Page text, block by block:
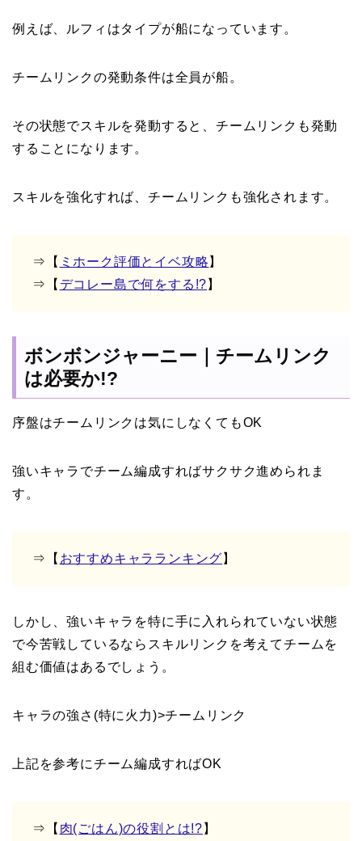
例えば、ルフィはタイプが船になっています。
チームリンクの発動条件は全員が船。
その状態でスキルを発動すると、チームリンクも発動
することになります。
スキルを強化すれば、チームリンクも強化されます。
⇒【 ミホーク評価とイベ攻略 】
⇒【 デコレー島で何をする!? 】
ボンボンジャーニー｜チームリンク
は必要か!?
序盤はチームリンクは気にしなくてもOK
強いキャラでチーム編成すればサクサク進められま
す。
⇒【 おすすめキャラランキング 】
しかし、強いキャラを特に手に入れられていない状態
で今苦戦しているならスキルリンクを考えてチームを
組む価値はあるでしょう。
キャラの強さ(特に火力)>チームリンク
上記を参考にチーム編成すればOK
⇒【 肉(ごはん)の役割とは!? 】